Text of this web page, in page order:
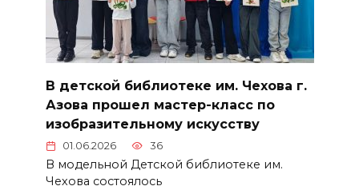
В детской библиотеке им. Чехова г.
Азова прошел мастер-класс по
изобразительному искусству
01.06.2026 36
В модельной Детской библиотеке им.
Чехова состоялось